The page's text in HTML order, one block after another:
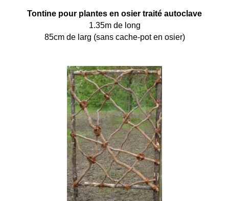
Tontine pour plantes en osier traité autoclave
1.35m de long
85cm de larg (sans cache-pot en osier)